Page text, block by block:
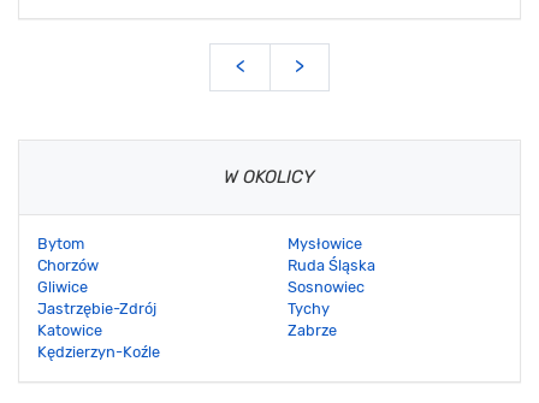
< >
W OKOLICY
Bytom
Chorzów
Gliwice
Jastrzębie-Zdrój
Katowice
Kędzierzyn-Koźle
Mysłowice
Ruda Śląska
Sosnowiec
Tychy
Zabrze